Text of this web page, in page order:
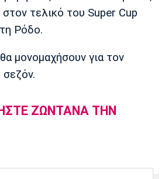
τελικό του Super Cup
Ρόδο.
μονομαχήσουν για τον
ΖΩΝΤΑΝΑ ΤΗΝ